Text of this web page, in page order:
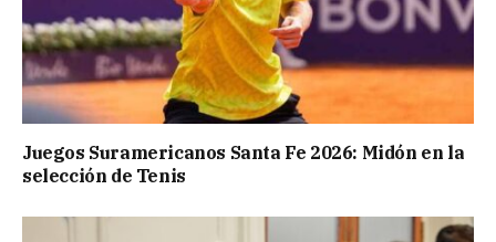
Juegos Suramericanos Santa Fe 2026: Midón en la
selección de Tenis